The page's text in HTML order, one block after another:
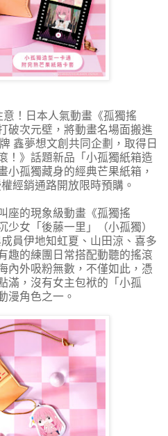
！日本人氣動畫《孤獨搖
破次元壁，將動畫名場面搬進
鑫夢想文創共同企劃，取得日
！》話題新品「小孤獨紙箱造
小孤獨藏身的經典芒果紙箱，
經銷通路開放限時預購。
的現象級動畫《孤獨搖
少女「後藤一里」（小孤獨）
員伊地知虹夏、山田涼、喜多
趣的練團日常搭配動聽的搖滾
內外吸粉無數，不僅如此，憑
滿，沒有女主包袱的「小孤
漫角色之一。